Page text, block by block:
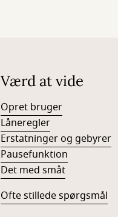
Værd at vide
Opret bruger
Låneregler
Erstatninger og gebyrer
Pausefunktion
Det med småt
Ofte stillede spørgsmål